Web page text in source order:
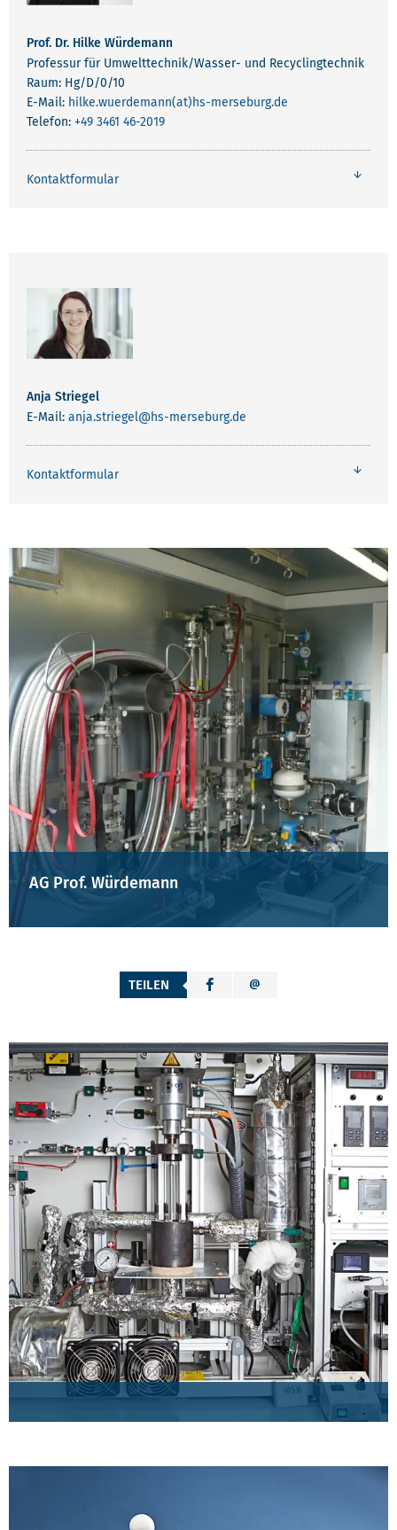
Prof. Dr. Hilke Würdemann
Professur für Umwelttechnik/Wasser- und Recyclingtechnik
Raum: Hg/D/0/10
E-Mail: hilke.wuerdemann(at)hs-merseburg.de
Telefon: +49 3461 46-2019
Kontaktformular
Anja Striegel
E-Mail: anja.striegel@hs-merseburg.de
Kontaktformular
AG Prof. Würdemann
TEILEN
TEASERREIHE WEITERE LABORE